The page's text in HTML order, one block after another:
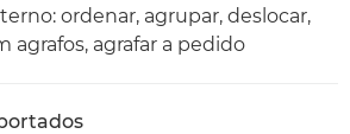
ordenar, agrupar, deslocar,
agrafos, agrafar a pedido